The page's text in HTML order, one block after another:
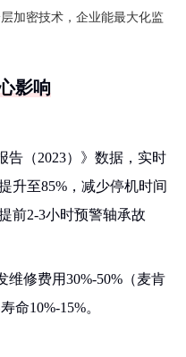
加密技术，企业能最大化监
影响
告（2023）》数据，实时
升至85%，减少停机时间
前2-3小时预警轴承故
修费用30%-50%（麦肯
命10%-15%。